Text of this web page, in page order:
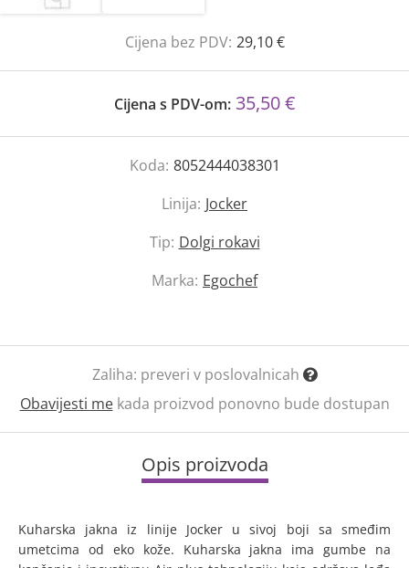
Cijena bez PDV: 29,10 €
Cijena s PDV-om: 35,50 €
Koda: 8052444038301
Linija: Jocker
Tip: Dolgi rokavi
Marka: Egochef
Zaliha: preveri v poslovalnicah
Obavijesti mekada proizvod ponovno bude dostupan
Opis proizvoda
Kuharska jakna iz linije Jocker u sivoj boji sa smeđim
umetcima od eko kože. Kuharska jakna ima gumbe na